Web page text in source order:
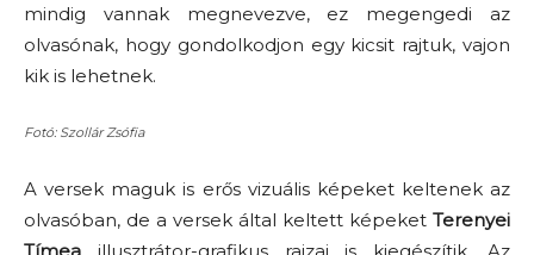
mindig vannak megnevezve, ez megengedi az
olvasónak, hogy gondolkodjon egy kicsit rajtuk, vajon
kik is lehetnek.
Fotó: Szollár Zsófia
A versek maguk is erős vizuális képeket keltenek az
olvasóban, de a versek által keltett képeket Terenyei
Tímea illusztrátor-grafikus rajzai is kiegészítik. Az